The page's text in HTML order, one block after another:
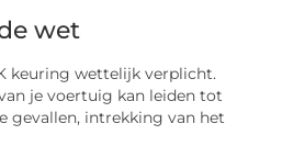
wet
keuring wettelijk verplicht.
je voertuig kan leiden tot
gevallen, intrekking van het